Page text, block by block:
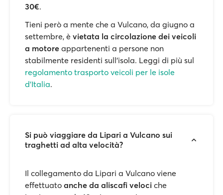
30€.
Tieni però a mente che a Vulcano, da giugno a
settembre, è vietata la circolazione dei veicoli
a motore appartenenti a persone non
stabilmente residenti sull’isola. Leggi di più sul
regolamento trasporto veicoli per le isole
d'Italia.
Si può viaggiare da Lipari a Vulcano sui
traghetti ad alta velocità?
Il collegamento da Lipari a Vulcano viene
effettuato anche da aliscafi veloci che